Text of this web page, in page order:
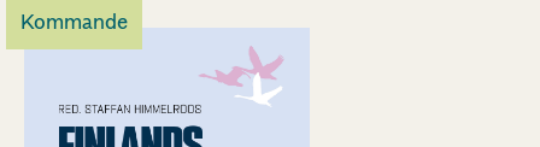
Kommande